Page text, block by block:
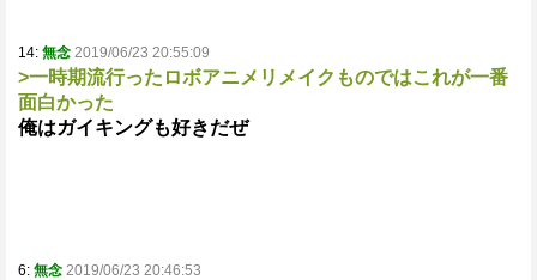
14: 無念 2019/06/23 20:55:09
>一時期流行ったロボアニメリメイクものではこれが一番
面白かった
俺はガイキングも好きだぜ
6: 無念 2019/06/23 20:46:53